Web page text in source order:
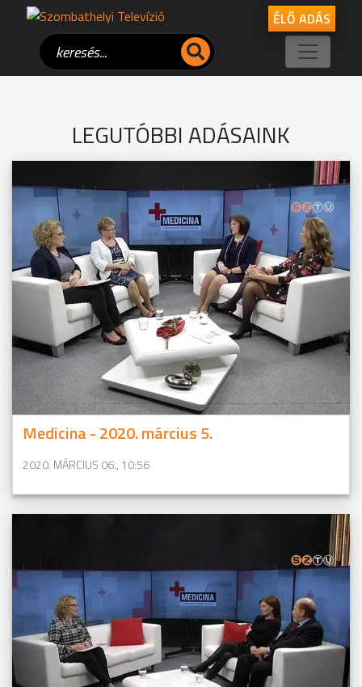
ÉLŐ ADÁS
LEGUTÓBBI ADÁSAINK
Medicina - 2020. március 5.
2020. MÁRCIUS 06., 10:56